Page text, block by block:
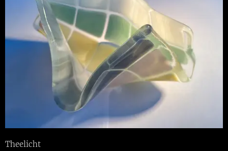
Theelicht